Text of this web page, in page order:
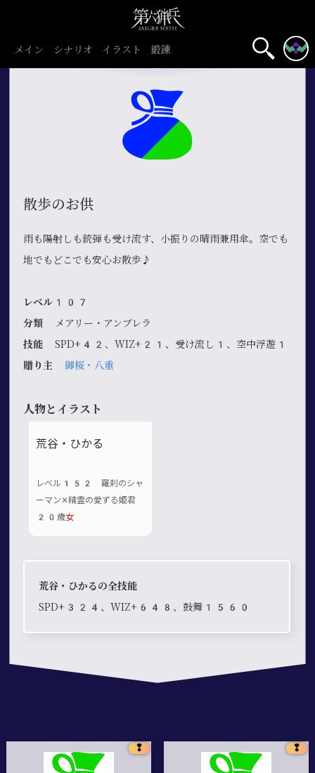
メイン シナリオ イラスト 鍛錬
散歩のお供
雨も陽射しも銃弾も受け流す、小振りの晴雨兼用傘。空でも
地でもどこでも安心お散歩♪
レベル107
分類 メアリー・アンブレラ
技能 SPD+42、WIZ+21、受け流し1、空中浮遊1
贈り主御桜・八重
人物とイラスト
荒谷・ひかる
レベル152 羅刹のシャ
ーマン✕精霊の愛ずる姫君
20歳女
荒谷・ひかるの全技能
SPD+324、WIZ+648、鼓舞1560
❢ ❢